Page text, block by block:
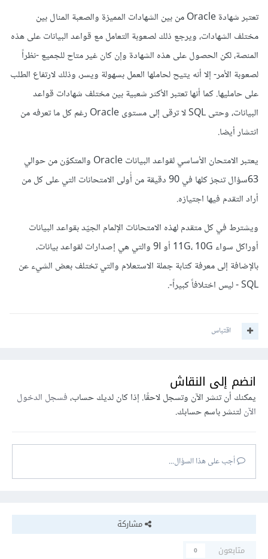
تعتبر شهادة Oracle من بين الشهادات المميزة والصعبة المنال بين
مختلف الشهادات، ويرجع ذلك لصعوبة التعامل مع قواعد البيانات على هذه
المنصة، لكن الحصول على هذه الشهادة وإن كان غير متاح للجميع -نظراً
لصعوبة الأمر- إلا أنه يتيح لحاملها العمل بسهولة ويسر، وذلك لارتفاع الطلب
على حامليها. كما أنها تعتبر الأكثر شعبية بين مختلف شهادات قواعد
البيانات، وحتى SQL لا ترقى إلى مستوى Oracle رغم كل ما تعرفه من
انتشار أيضا.
يعتبر الامتحان الأساسي لقواعد البيانات Oracle والمتكوّن من حوالي
63سؤال تنجز كلها في 90 دقيقة من أُولى الامتحانات التي على كل من
أراد التقدم فيها اجتيازه.
ويشترط في كل متقدم لهذه الامتحانات الإلمام الجيّد بقواعد البيانات
أوراكل سواء 11G، 10G أو 9I والتي هي إصدارات لقواعد بيانات،
بالإضافة إلى معرفة كتابة جملة الاستعلام والتي تختلف بعض الشيء عن
SQL - ليس اختلافاً كبيراً-.
اقتباس
انضم إلى النقاش
يمكنك أن تنشر الآن وتسجل لاحقًا. إذا كان لديك حساب،فسجل الدخول
الآنلتنشر باسم حسابك.
أجب على هذا السؤال...
مشاركة
متابعون
0